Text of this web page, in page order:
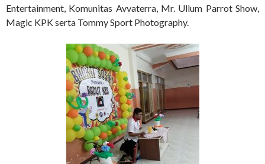
Entertainment, Komunitas Avvaterra, Mr. Ullum Parrot Show,
Magic KPK serta Tommy Sport Photography.